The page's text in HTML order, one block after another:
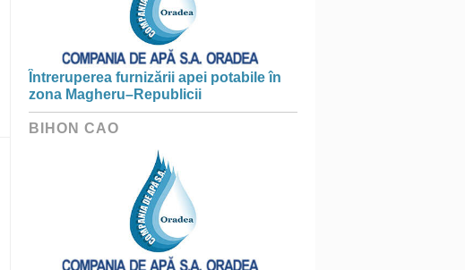
Întreruperea furnizării apei potabile în
zona Magheru–Republicii
BIHON CAO